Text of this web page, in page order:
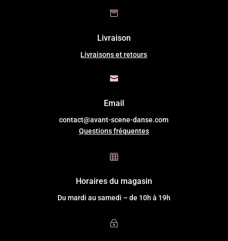

Livraison
Livraisons et retours

Email
contact@avant-scene-danse.com
Questions fréquentes

Horaires du magasin
Du mardi au samedi – de 10h à 19h
~